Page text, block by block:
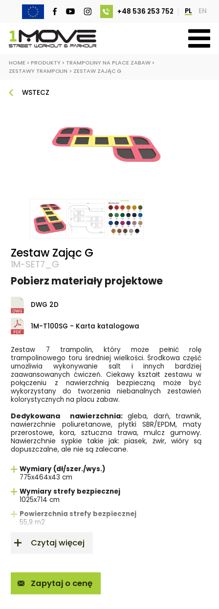
+48 536 253 752 PL EN
HOME > PRODUKTY> TRAMPOLINY NA PLACE ZABAW >
ZESTAWY TRAMPOLIN > ZESTAW ZAJĄC G
WSTECZ
Zestaw Zając G
1M-SET7_G
Pobierz materiały projektowe
DWG 2D
1M-T100SG - Karta katalogowa
Zestaw 7 trampolin, który może pełnić rolę
trampolinowego toru średniej wielkości. Środkowa część
umożliwia wykonywanie salt i innych bardziej
zaawansowanych ćwiczeń. Ciekawy kształt zestawu w
połączeniu z nawierzchnią bezpieczną może być
wykorzystany do tworzenia niebanalnych zestawień
kolorystycznych na placu zabaw.
Dedykowana nawierzchnia:gleba, darń, trawnik,
nawierzchnie poliuretanowe, płytki SBR/EPDM, maty
przerostowe, kora, sztuczna trawa, mulcz gumowy.
Nawierzchnie sypkie takie jak: piasek, żwir, wióry są
dopuszczalne, ale nie są zalecane.
Wymiary (dł/szer./wys.)
775x464x43 cm
Wymiary strefy bezpiecznej
1025x714 cm
Powierzchnia strefy bezpiecznej
55,9 m2
Norma wykonania
PN-EN 1176-1+A1:2024-03
Czytaj więcej
Zapytaj o cenę